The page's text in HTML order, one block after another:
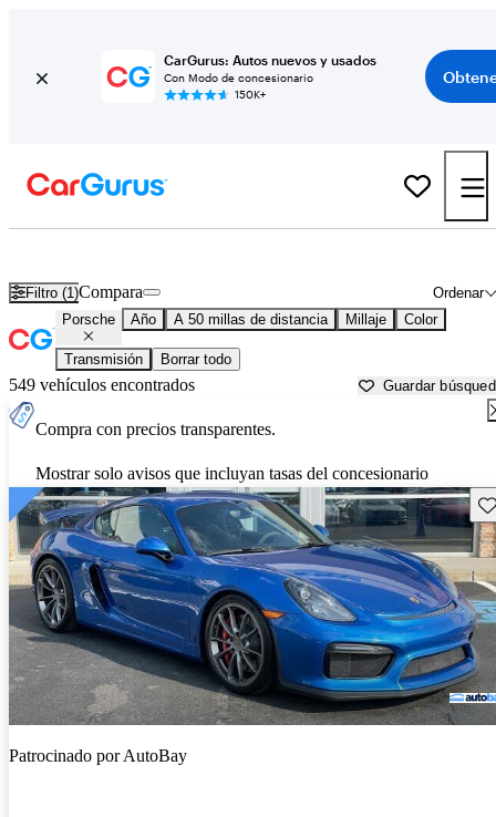
CarGurus: Autos nuevos y usados
Con Modo de concesionario
150K+
Filtro (1) Ordenar
Compara
Porsche Año A 50 millas de distancia Millaje Color
Transmisión Borrar todo
549 vehículos encontrados Guardar
Compra con precios transparentes.
Mostrar solo avisos que incluyan tasas del concesionario
Patrocinado porAutoBay